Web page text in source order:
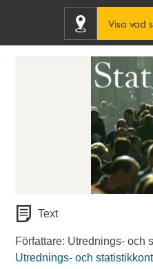
Visa vad
Text
Författare: Utrednings- och
Utrednings- och